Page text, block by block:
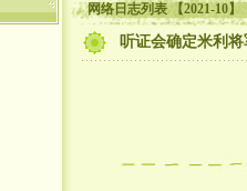
网络日志列表 【2021-10】
听证会确定米利